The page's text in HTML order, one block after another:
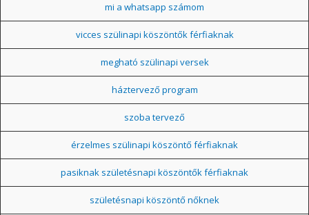
mi a whatsapp számom
vicces szülinapi köszöntők férfiaknak
megható szülinapi versek
háztervező program
szoba tervező
érzelmes szülinapi köszöntő férfiaknak
pasiknak születésnapi köszöntők férfiaknak
születésnapi köszöntő nőknek